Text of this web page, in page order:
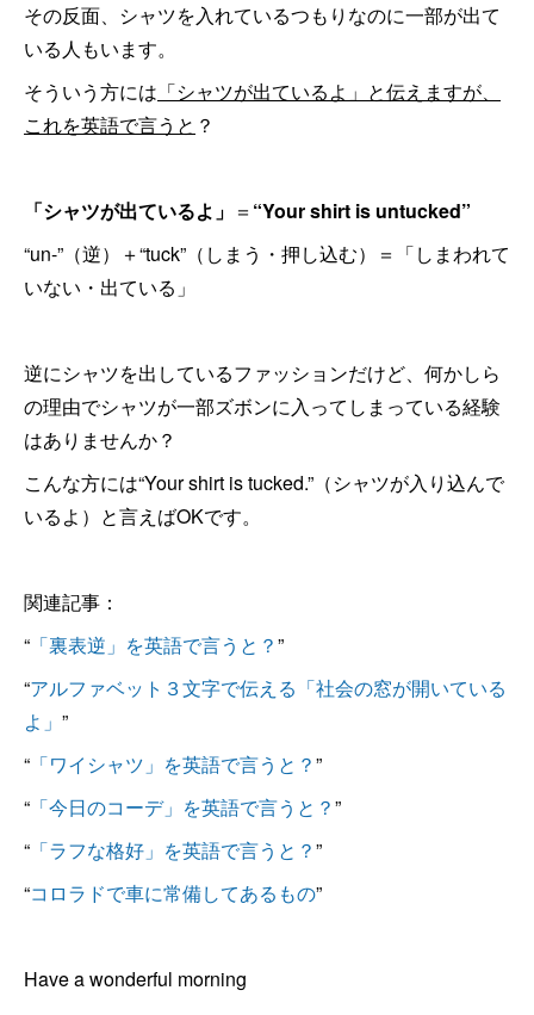
その反面、シャツを入れているつもりなのに一部が出て
いる人もいます。
そういう方には 「シャツが出ているよ」と伝えますが、
これを英語で言うと ？
「シャツが出ているよ」 ＝ “Your shirt is untucked”
“un-”（逆）＋“tuck”（しまう・押し込む）＝「しまわれて
いない・出ている」
逆にシャツを出しているファッションだけど、何かしら
の理由でシャツが一部ズボンに入ってしまっている経験
はありませんか？
こんな方には“Your shirt is tucked.”（シャツが入り込んで
いるよ）と言えばOKです。
関連記事：
“ 「裏表逆」を英語で言うと？”
“アルファベット３文字で伝える「社会の窓が開いている
よ」 ”
“ 「ワイシャツ」を英語で言うと？”
“ 「今日のコーデ」を英語で言うと？”
“ 「ラフな格好」を英語で言うと？”
“コロラドで車に常備してあるもの”
Have a wonderful morning